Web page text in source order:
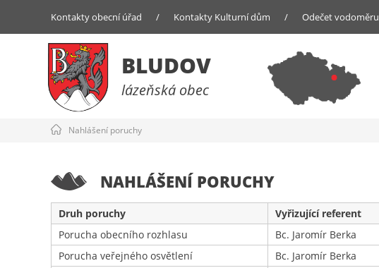
Kontakty obecní úřad / Kontakty Kulturní dům / Odečet vodoměru
BLUDOV
lázeňská obec
Nahlášení poruchy
NAHLÁŠENÍ PORUCHY
Druh poruchy Vyřizující referent
Porucha obecního rozhlasu
Bc. Jaromír Berka
Porucha veřejného osvětlení
Bc. Jaromír Berka